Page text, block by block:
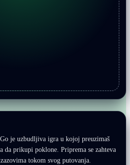
je uzbudljiva igra u kojoj preuzimaš
da prikupi poklone. Priprema se zahteva
tokom svog putovanja.